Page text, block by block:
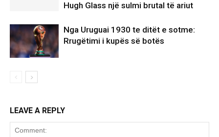
Hugh Glass një sulmi brutal të ariut
Nga Uruguai 1930 te ditët e sotme:
Rrugëtimi i kupës së botës
LEAVE A REPLY